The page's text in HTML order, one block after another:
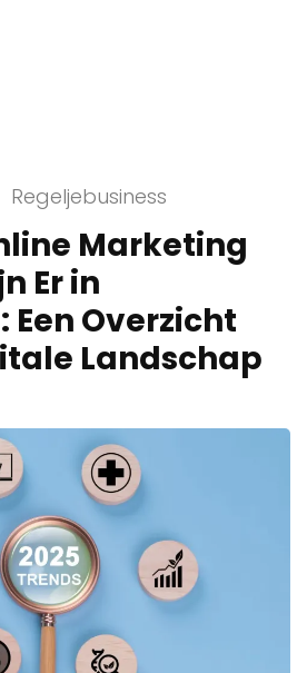
Regeljebusiness
Marketing
Er in
Overzicht
Landschap